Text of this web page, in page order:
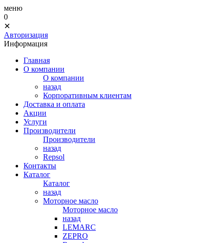
меню
0
✕
Авторизация
Информация
Главная
О компании
О компании
назад
Корпоративным клиентам
Доставка и оплата
Акции
Услуги
Производители
Производители
назад
Repsol
Контакты
Каталог
Каталог
назад
Моторное масло
Моторное масло
назад
LEMARC
ZEPRO